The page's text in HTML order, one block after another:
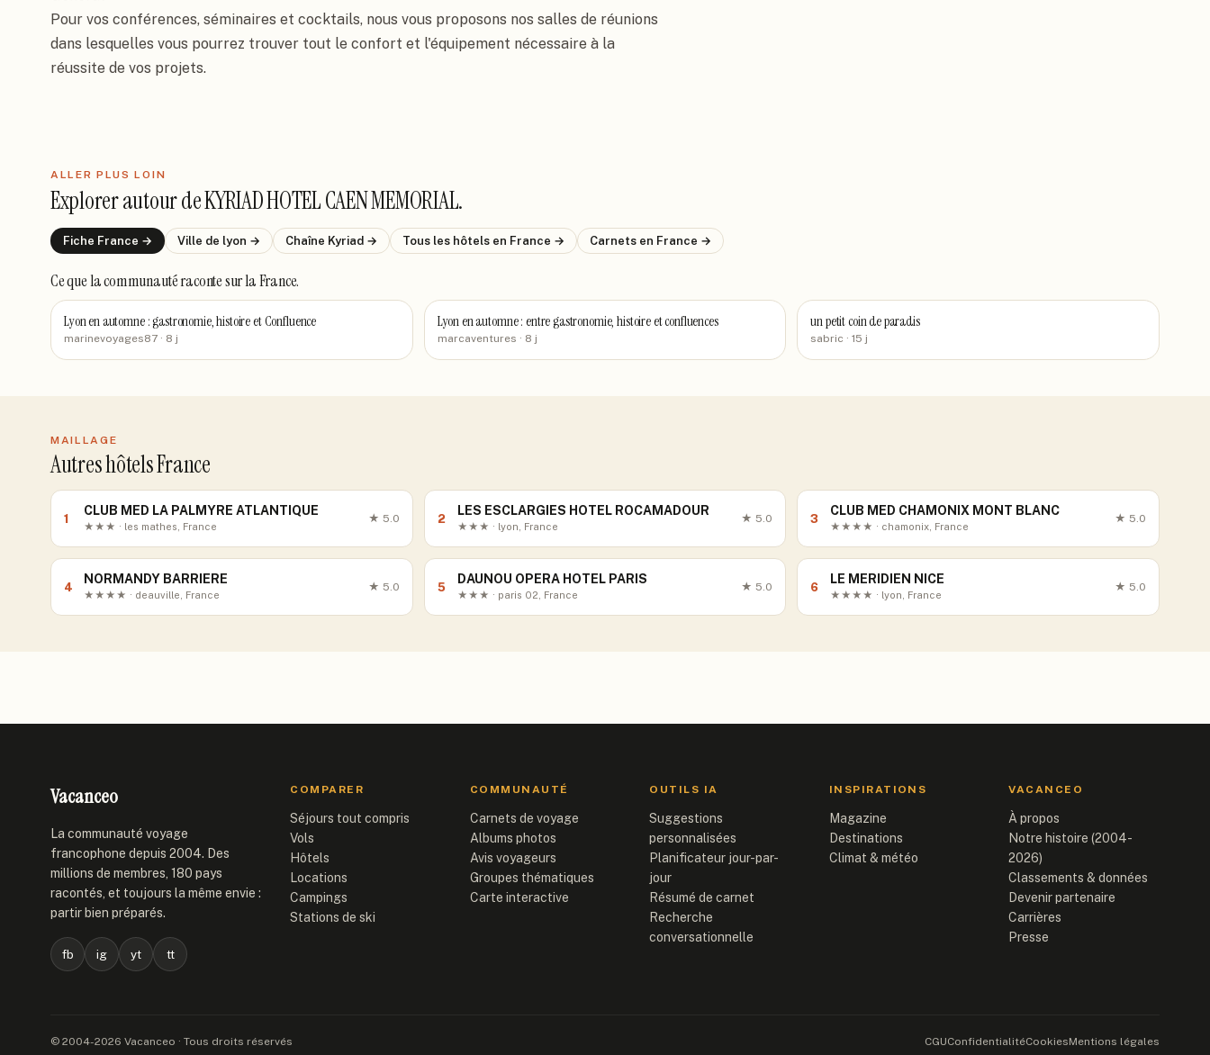
Pour vos conférences, séminaires et cocktails, nous vous proposons nos salles de réunions
dans lesquelles vous pourrez trouver tout le confort et l'équipement nécessaire à la
réussite de vos projets.
ALLER PLUS LOIN
Explorer autour deKYRIAD HOTEL CAEN MEMORIAL.
Fiche France → Ville de lyon → Chaîne Kyriad → Tous les hôtels en France → Carnets en France →
Ce que la communauté racontesur la France.
Lyon en automne : gastronomie, histoire et Confluence
marinevoyages87 · 8 j
Lyon en automne : entre gastronomie, histoire et confluences
marcaventures · 8 j
un petit coin de paradis
sabric · 15 j
MAILLAGE
Autres hôtels France
1
CLUB MED LA PALMYRE ATLANTIQUE
★★★ · les mathes, France
★ 5.0 2
LES ESCLARGIES HOTEL ROCAMADOUR
★★★ · lyon, France
★ 5.0 3
CLUB MED CHAMONIX MONT BLANC
★★★★ · chamonix, France
★ 5.0
4
NORMANDY BARRIERE
★★★★ · deauville, France
★ 5.0 5
DAUNOU OPERA HOTEL PARIS
★★★ · paris 02, France
★ 5.0 6
LE MERIDIEN NICE
★★★★ · lyon, France
★ 5.0
Vacanceo
La communauté voyage
francophone depuis 2004. Des
millions de membres, 180 pays
racontés, et toujours la même envie :
partir bien préparés.
fb ig yt tt
COMPARER
Séjours tout compris
Vols
Hôtels
Locations
Campings
Stations de ski
COMMUNAUTÉ
Carnets de voyage
Albums photos
Avis voyageurs
Groupes thématiques
Carte interactive
OUTILS IA
Suggestions
personnalisées
Planificateur jour-par-
jour
Résumé de carnet
Recherche
conversationnelle
INSPIRATIONS
Magazine
Destinations
Climat & météo
VACANCEO
À propos
Notre histoire (2004-
2026)
Classements & données
Devenir partenaire
Carrières
Presse
© 2004-2026 Vacanceo · Tous droits réservés CGUConfidentialitéCookiesMentions légales